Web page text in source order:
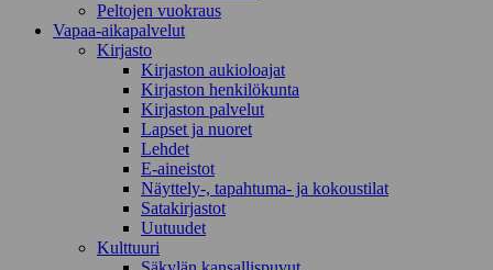
Peltojen vuokraus
Vapaa-aika­palvelut
Kirjasto
Kirjaston aukioloajat
Kirjaston henkilökunta
Kirjaston palvelut
Lapset ja nuoret
Lehdet
E-aineistot
Näyttely-, tapahtuma- ja kokoustilat
Satakirjastot
Uutuudet
Kulttuuri